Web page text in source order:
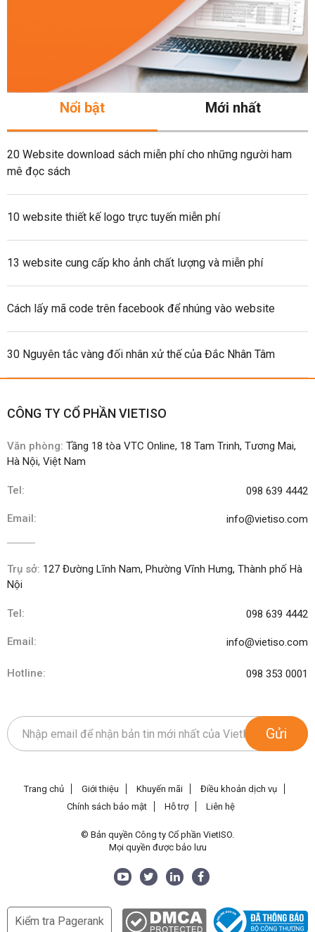
Nổi bật Mới nhất
20 Website download sách miễn phí cho những người ham
mê đọc sách
10 website thiết kế logo trực tuyến miễn phí
13 website cung cấp kho ảnh chất lượng và miễn phí
Cách lấy mã code trên facebook để nhúng vào website
30 Nguyên tắc vàng đối nhân xử thế của Đắc Nhân Tâm
CÔNG TY CỔ PHẦN VIETISO
Văn phòng: Tầng 18 tòa VTC Online, 18 Tam Trinh, Tương Mai,
Hà Nội, Việt Nam
Tel: 098 639 4442
Email: info@vietiso.com
Trụ sở: 127 Đường Lĩnh Nam, Phường Vĩnh Hưng, Thành phố Hà
Nội
Tel: 098 639 4442
Email: info@vietiso.com
Hotline: 098 353 0001
Gửi
Trang chủ Giới thiệu Khuyến mãi
Điều khoản dịch vụ
Chính sách bảo mật
Hỗ trợ Liên hệ
© Bản quyền Công ty Cổ phần VietISO.
Mọi quyền được bảo lưu
Kiểm tra Pagerank